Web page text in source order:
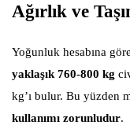
Ağırlık ve
Yoğunluk hesabına göre
yaklaşık 760-800 kg
kg’ı bulur. Bu yüzden
kullanımı zorunludur.